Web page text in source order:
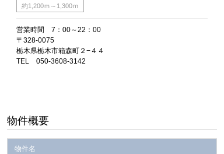
約1,200ｍ～1,300ｍ
営業時間 7：00～22：00
〒328-0075
栃木県栃木市箱森町２−４４
TEL 050-3608-3142
物件概要
物件名